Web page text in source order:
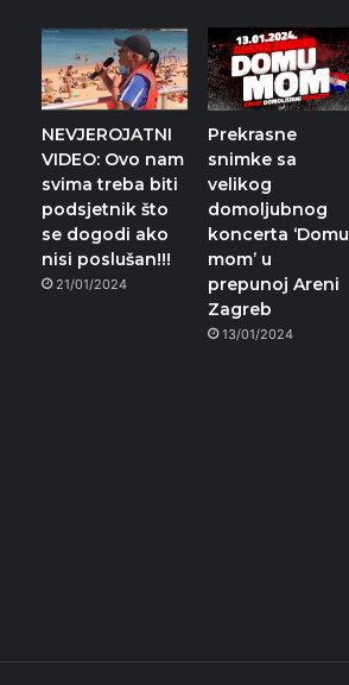
NEVJEROJATNI
VIDEO: Ovo nam
svima treba biti
podsjetnik što
se dogodi ako
nisi poslušan!!!
21/01/2024
Prekrasne
snimke sa
velikog
domoljubnog
koncerta ‘Domu
mom’ u
prepunoj Areni
Zagreb
13/01/2024